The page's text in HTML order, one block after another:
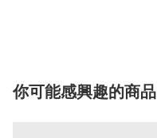
你可能感興趣的商品